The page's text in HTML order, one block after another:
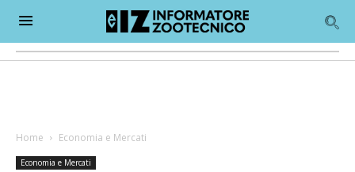
Home Economia e Mercati
Economia e Mercati